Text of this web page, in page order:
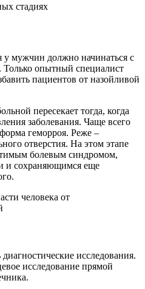
стадиях
у мужчин должно начинаться с
Только опытный специалист
пациентов от назойливой
пересекает тогда, когда
заболевания. Чаще всего
геморроя. Реже –
отверстия. На этом этапе
болевым синдромом,
и сохраняющимся еще
человека от
исследования.
исследование прямой